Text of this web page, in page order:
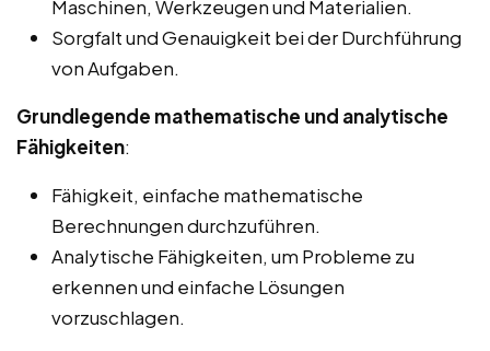
Maschinen, Werkzeugen und Materialien.
Sorgfalt und Genauigkeit bei der Durchführung
von Aufgaben.
Grundlegende mathematische und analytische
Fähigkeiten:
Fähigkeit, einfache mathematische
Berechnungen durchzuführen.
Analytische Fähigkeiten, um Probleme zu
erkennen und einfache Lösungen
vorzuschlagen.